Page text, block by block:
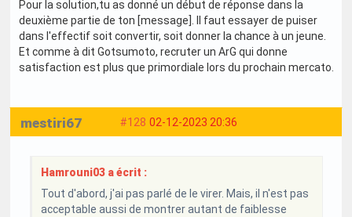
Pour la solution,tu as donné un début de réponse dans la
deuxième partie de ton [message]. Il faut essayer de puiser
dans l'effectif soit convertir, soit donner la chance à un jeune.
Et comme à dit Gotsumoto, recruter un ArG qui donne
satisfaction est plus que primordiale lors du prochain mercato.
#128 02-12-2023 20:36
mestiri67
Hamrouni03 a écrit :
Tout d'abord, j'ai pas parlé de le virer. Mais, il n'est pas
acceptable aussi de montrer autant de faiblesse